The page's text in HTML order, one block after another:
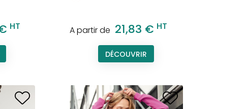
HT A partir de 21,83 € HT
DÉCOUVRIR